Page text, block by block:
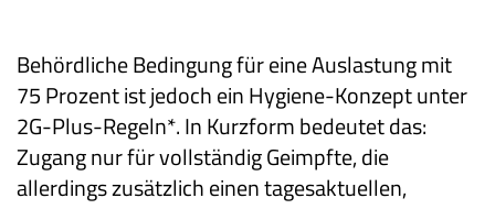
Behördliche Bedingung für eine Auslastung mit
75 Prozent ist jedoch ein Hygiene-Konzept unter
2G-Plus-Regeln*. In Kurzform bedeutet das:
Zugang nur für vollständig Geimpfte, die
allerdings zusätzlich einen tagesaktuellen,